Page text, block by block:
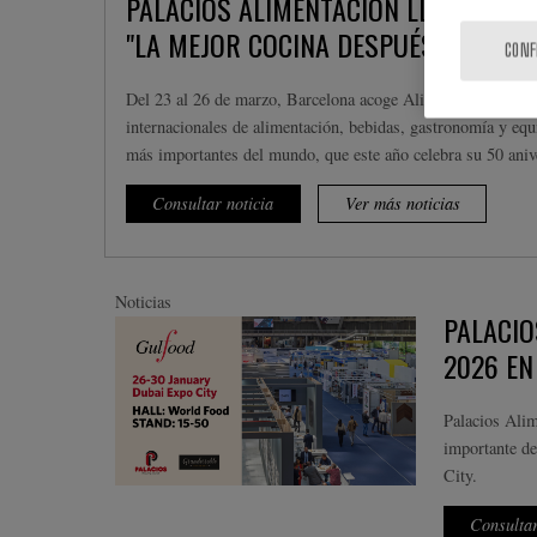
"LA MEJOR COCINA DESPUÉS DE LA
Del 23 al 26 de marzo, Barcelona acoge Alimentaria 2026,
internacionales de alimentación, bebidas, gastronomía y
más importantes del mundo, que este año celebra su 50
Consultar noticia Ver más noticias
Noticias
2026
Palacios
importante
City.